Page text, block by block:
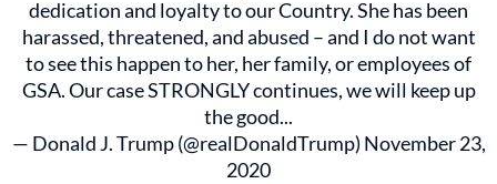
dedication and loyalty to our Country. She has been
harassed, threatened, and abused – and I do not want
to see this happen to her, her family, or employees of
GSA. Our case STRONGLY continues, we will keep up
the good...
— Donald J. Trump (@realDonaldTrump) November 23,
2020